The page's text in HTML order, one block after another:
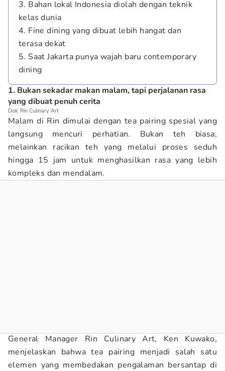
3. Bahan lokal Indonesia diolah dengan teknik
kelas dunia
4. Fine dining yang dibuat lebih hangat dan
terasa dekat
5. Saat Jakarta punya wajah baru contemporary
dining
1. Bukan sekadar makan malam, tapi perjalanan rasa
yang dibuat penuh cerita
Dok. Rin Culinary Art
Malam di Rin dimulai dengan tea pairing spesial yang
langsung mencuri perhatian. Bukan teh biasa,
melainkan racikan teh yang melalui proses seduh
hingga 15 jam untuk menghasilkan rasa yang lebih
kompleks dan mendalam.
General Manager Rin Culinary Art, Ken Kuwako,
menjelaskan bahwa tea pairing menjadi salah satu
elemen yang membedakan pengalaman bersantap di